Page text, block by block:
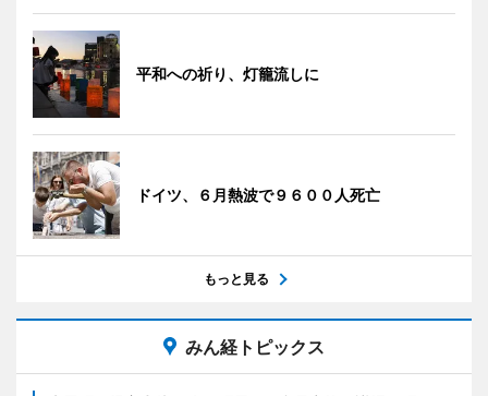
平和への祈り、灯籠流しに
ドイツ、６月熱波で９６００人死亡
もっと見る
みん経トピックス